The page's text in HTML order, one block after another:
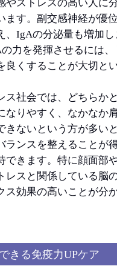
やストレスの高い人に
ます。副交感神経が優
、IgAの分泌量も増加し
力を発揮させるには
良くすることが大切と
ス社会では、どちらか
なりやすく、なかなか
きないという方が多い
ランスを整えることが
できます。特に顔面部
レスと関係している脳
ス効果の高いことが分
きる免疫力UPケア